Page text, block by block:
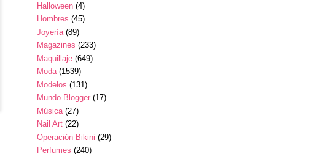
Halloween (4)
Hombres (45)
Joyería (89)
Magazines (233)
Maquillaje (649)
Moda (1539)
Modelos (131)
Mundo Blogger (17)
Música (27)
Nail Art (22)
Operación Bikini (29)
Perfumes (240)